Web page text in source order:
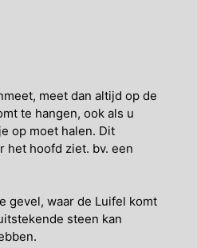
meet dan altijd op de
te hangen, ook als u
op moet halen. Dit
het hoofd ziet. bv. een
gevel, waar de Luifel komt
steen kan